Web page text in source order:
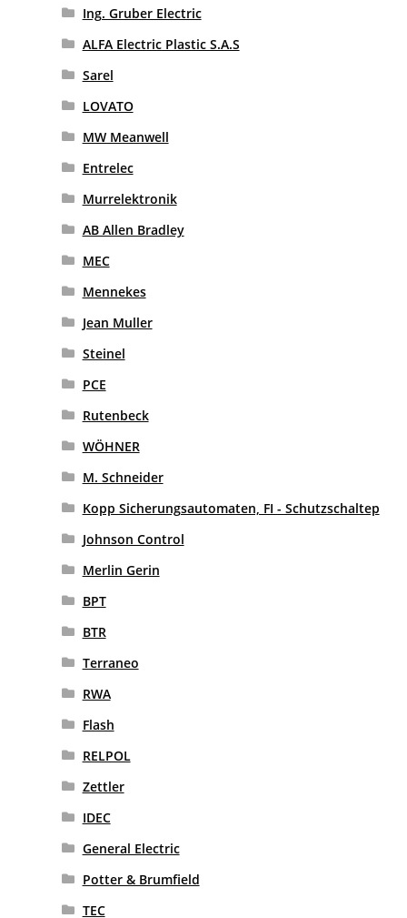
Ing. Gruber Electric
ALFA Electric Plastic S.A.S
Sarel
LOVATO
MW Meanwell
Entrelec
Murrelektronik
AB Allen Bradley
MEC
Mennekes
Jean Muller
Steinel
PCE
Rutenbeck
WÖHNER
M. Schneider
Kopp Sicherungsautomaten, FI - Schutzschaltep
Johnson Control
Merlin Gerin
BPT
BTR
Terraneo
RWA
Flash
RELPOL
Zettler
IDEC
General Electric
Potter & Brumfield
TEC